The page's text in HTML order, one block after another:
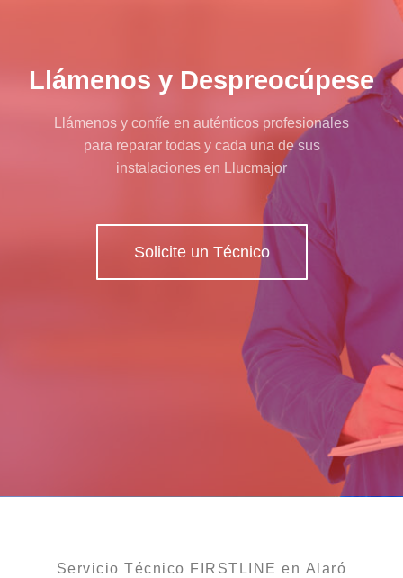
Llámenos y Despreocúpese
Llámenos y confíe en auténticos profesionales
para reparar todas y cada una de sus
instalaciones en Llucmajor
Solicite un Técnico
Servicio Técnico FIRSTLINE en Alaró